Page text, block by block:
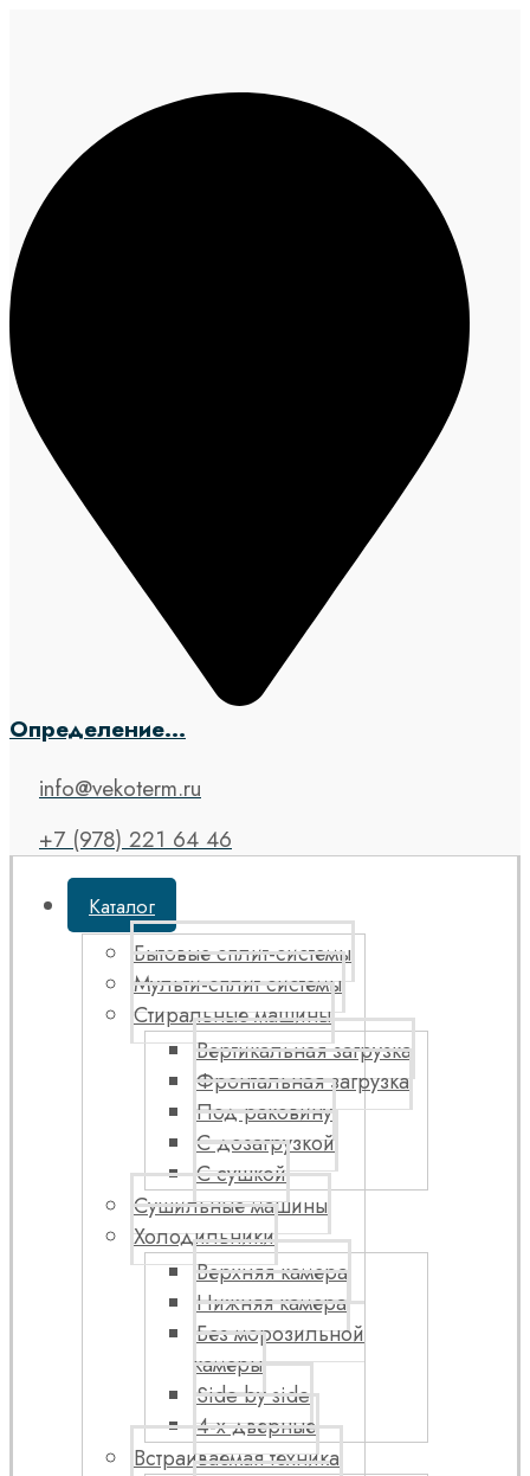
Определение...
info@vekoterm.ru
+7 (978) 221 64 46
Каталог
Бытовые сплит-системы
Мульти-сплит системы
Стиральные машины
Вертикальная загрузка
Фронтальная загрузка
Под раковину
С дозагрузкой
С сушкой
Сушильные машины
Холодильники
Верхняя камера
Нижняя камера
Без морозильной
камеры
Side by side
4-х дверные
Встраиваемая техника